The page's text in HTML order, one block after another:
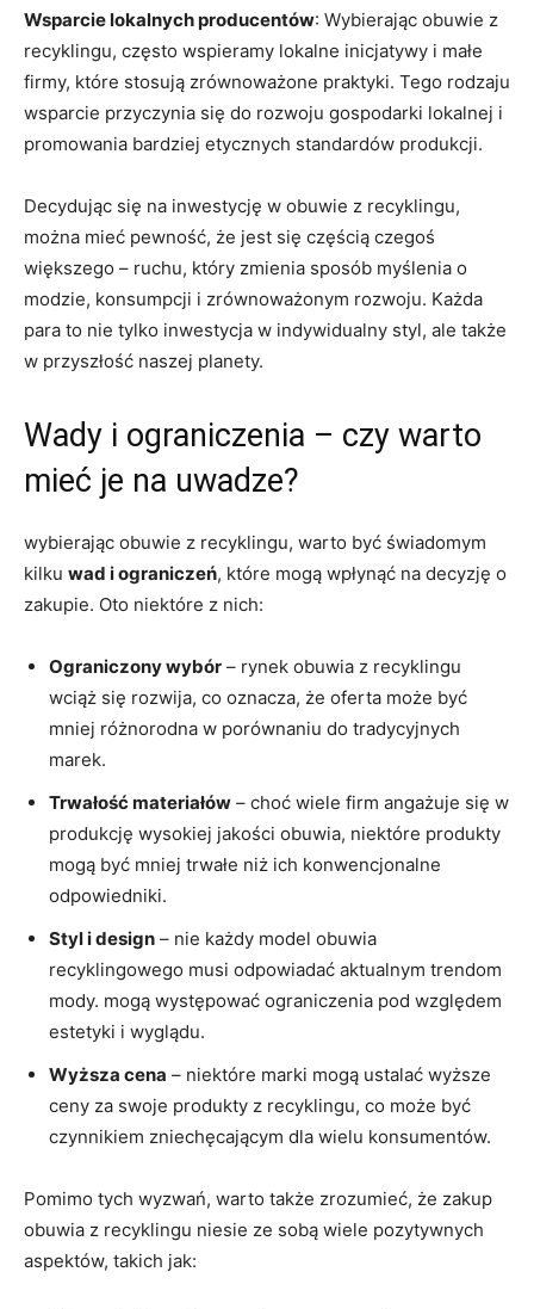
Wsparcie lokalnych producentów: Wybierając obuwie z
recyklingu, często wspieramy lokalne inicjatywy i małe
firmy, które stosują zrównoważone praktyki. Tego rodzaju
wsparcie przyczynia się do rozwoju gospodarki lokalnej i
promowania bardziej etycznych standardów produkcji.
Decydując się na inwestycję w obuwie z recyklingu,
można mieć pewność, że jest się częścią czegoś
większego – ruchu, który zmienia sposób myślenia o
modzie, konsumpcji i zrównoważonym rozwoju. Każda
para to nie tylko inwestycja w indywidualny styl, ale także
w przyszłość naszej planety.
Wady i ograniczenia – czy warto
mieć je na uwadze?
wybierając obuwie z recyklingu, warto być świadomym
kilku wad i ograniczeń, które mogą wpłynąć na decyzję o
zakupie. Oto niektóre z nich:
Ograniczony wybór – rynek obuwia z recyklingu
wciąż się rozwija, co oznacza, że oferta może być
mniej różnorodna w porównaniu do tradycyjnych
marek.
Trwałość materiałów – choć wiele firm angażuje się w
produkcję wysokiej jakości obuwia, niektóre produkty
mogą być mniej trwałe niż ich konwencjonalne
odpowiedniki.
Styl i design – nie każdy model obuwia
recyklingowego musi odpowiadać aktualnym trendom
mody. mogą występować ograniczenia pod względem
estetyki i wyglądu.
Wyższa cena – niektóre marki mogą ustalać wyższe
ceny za swoje produkty z recyklingu, co może być
czynnikiem zniechęcającym dla wielu konsumentów.
Pomimo tych wyzwań, warto także zrozumieć, że zakup
obuwia z recyklingu niesie ze sobą wiele pozytywnych
aspektów, takich jak: